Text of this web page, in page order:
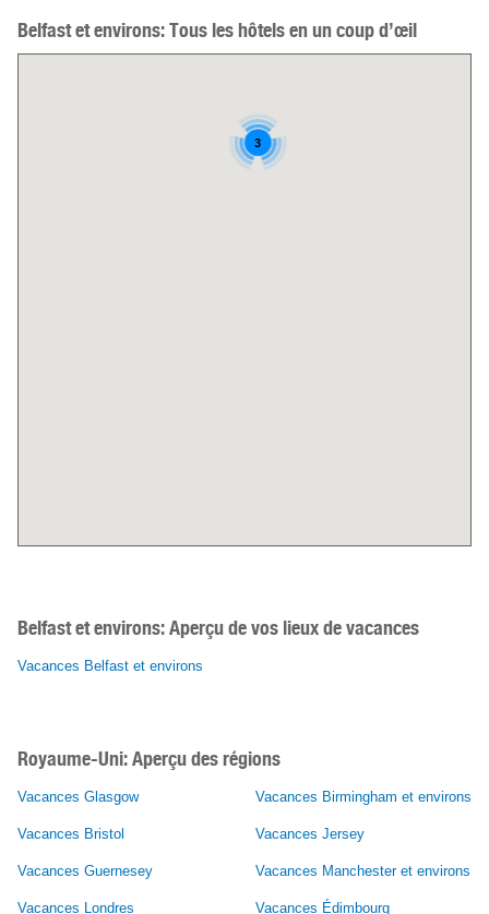
Belfast et environs: Tous les hôtels en un coup d’œil
3
Belfast et environs:Aperçu de vos lieux de vacances
Vacances Belfast et environs
Royaume-Uni: Aperçu des régions
Vacances Glasgow Vacances Birmingham et environs
Vacances Bristol Vacances Jersey
Vacances Guernesey Vacances Manchester et environs
Vacances Londres Vacances Édimbourg